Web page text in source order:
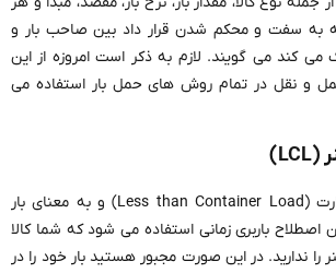
به سفت و محکم شدن قرار داد بین صاحب بار و
کند می گویند. لازم به ذکر است امروزه از این
و نقل در تمام روش های حمل بار استفاده می
این اصطلاح مخفف عبارت (Less than Container Load) و به معنای بار
اصطلاح باربری زمانی استفاده می شود که شما کالا
را ندارید. در این صورت مجبور هستید بار خود را در